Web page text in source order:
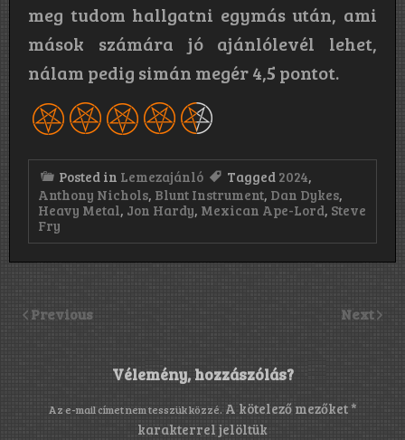
meg tudom hallgatni egymás után, ami
mások számára jó ajánlólevél lehet,
nálam pedig simán megér 4,5 pontot.
Posted in Lemezajánló Tagged 2024,
Anthony Nichols, Blunt Instrument, Dan Dykes,
Heavy Metal, Jon Hardy, Mexican Ape-Lord, Steve
Fry
Previous Next
Vélemény, hozzászólás?
Az e-mail címet nem tesszük közzé. A kötelező mezőket *
karakterrel jelöltük